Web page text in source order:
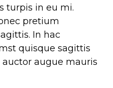
turpis in eu mi.
pretium
In hac
quisque sagittis
auctor augue mauris